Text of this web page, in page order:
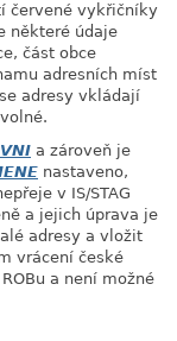
červené vykřičníky
některé údaje
část obce
adresních míst
adresy vkládají
a zároveň je
nastaveno,
v IS/STAG
a jejich úprava je
adresy a vložit
vrácení české
a není možné